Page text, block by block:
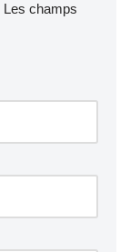
Les champs